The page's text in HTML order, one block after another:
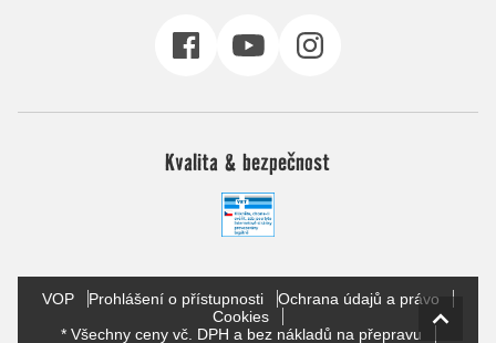
Kvalita & bezpečnost
VOP Prohlášení o přístupnosti
Ochrana údajů a právo
Cookies
* Všechny ceny vč. DPH a bez nákladů na přepravu